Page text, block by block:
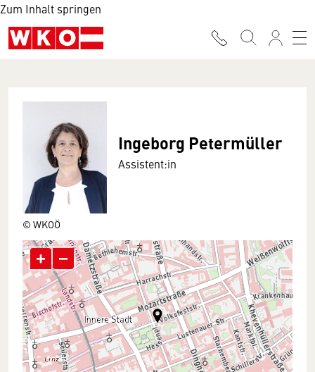
Zum Inhalt springen
© WKOÖ
Ingeborg Petermüller
Assistent:in
+ −